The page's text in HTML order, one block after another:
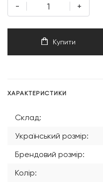
- +
Купити
ХАРАКТЕРИСТИКИ
Склад:
Український розмір:
Брендовий розмір:
Колір: